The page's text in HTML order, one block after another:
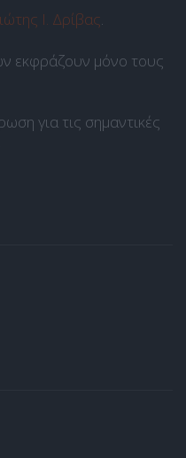
Ι. Δρίβας.
εκφράζουν μόνο τους
για τις σημαντικές